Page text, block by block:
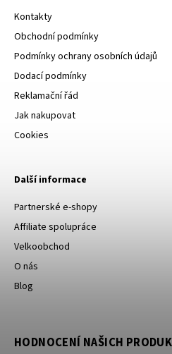
Kontakty
Obchodní podmínky
Podmínky ochrany osobních údajů
Dodací podmínky
Reklamační řád
Jak nakupovat
Cookies
Další informace
Partnerské e-shopy
Affiliate spolupráce
Velkoobchod
O nás
Blog
HODNOCENÍ NAŠICH